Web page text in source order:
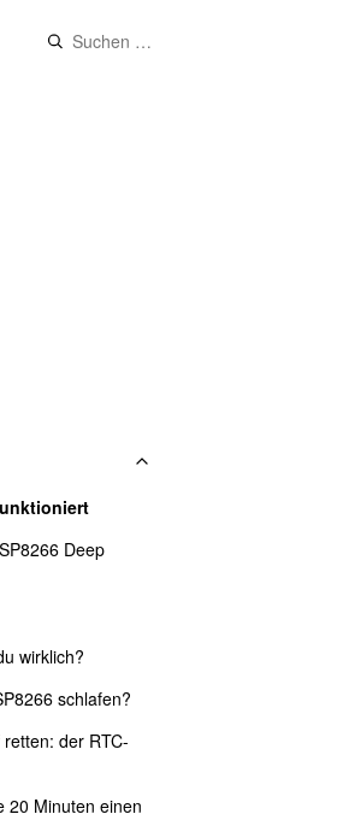
Suchen
Deep
wirklich?
schlafen?
der RTC-
20 Minuten einen